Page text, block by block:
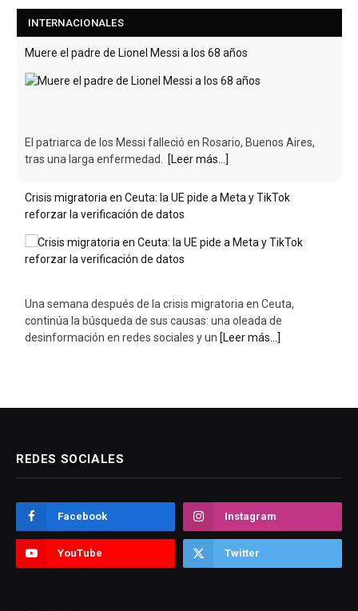
INTERNACIONALES
Muere el padre de Lionel Messi a los 68 años
El patriarca de los Messi falleció en Rosario, Buenos Aires,
tras una larga enfermedad.
[Leer más...]
Crisis migratoria en Ceuta: la UE pide a Meta y TikTok
reforzar la verificación de datos
Una semana después de la crisis migratoria en Ceuta,
continúa la búsqueda de sus causas: una oleada de
desinformación en redes sociales y un [Leer más...]
REDES SOCIALES
Facebook Instagram
YouTube Twitter